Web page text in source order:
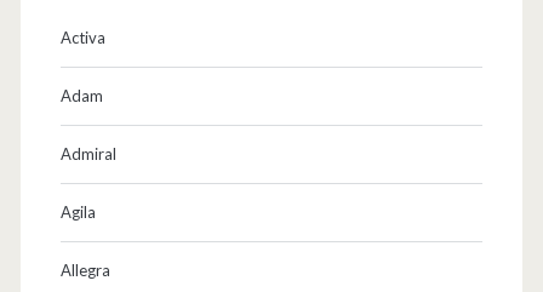
Activa
Adam
Admiral
Agila
Allegra